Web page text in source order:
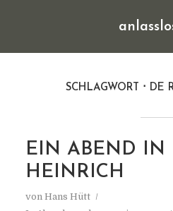
SCHLAGWORT DE
EIN ABEND IN
HEINRICH
von Hans Hütt